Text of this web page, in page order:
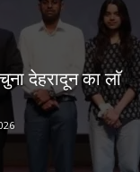
देहरादून का लाॅ